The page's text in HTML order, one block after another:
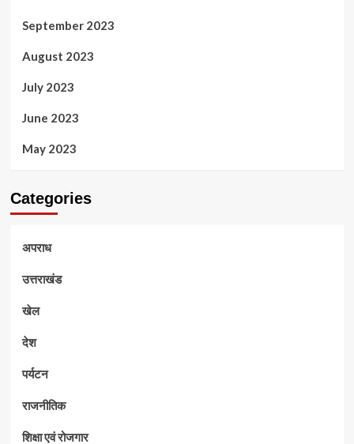
September 2023
August 2023
July 2023
June 2023
May 2023
Categories
अपराध
उत्तराखंड
खेल
देश
पर्यटन
राजनीतिक
शिक्षा एवं रोजगार